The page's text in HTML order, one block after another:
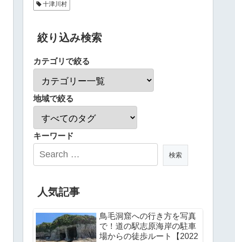
十津川村
絞り込み検索
カテゴリで絞る
地域で絞る
キーワード
人気記事
鳥毛洞窟への行き方を写真
で！道の駅志原海岸の駐車
場からの徒歩ルート【2022